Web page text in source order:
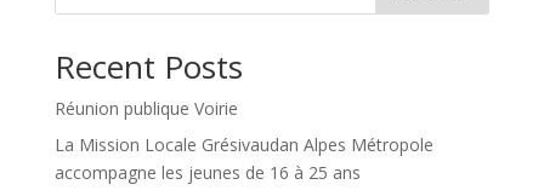
Recent Posts
Réunion publique Voirie
La Mission Locale Grésivaudan Alpes Métropole
accompagne les jeunes de 16 à 25 ans